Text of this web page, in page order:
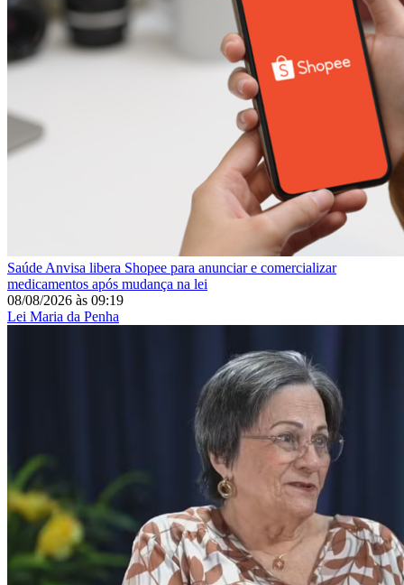
Saúde Anvisa libera Shopee para anunciar e comercializar
medicamentos após mudança na lei
08/08/2026 às 09:19
Lei Maria da Penha